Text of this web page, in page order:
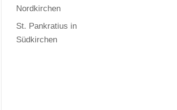
Nordkirchen
St. Pankratius in
Südkirchen